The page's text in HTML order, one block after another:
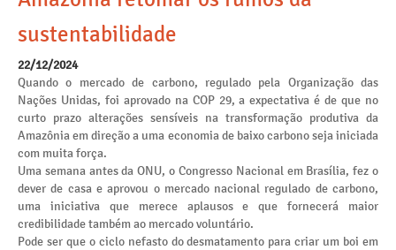
sustentabilidade
22/12/2024
Quando o mercado de carbono, regulado pela Organização das
Nações Unidas, foi aprovado na COP 29, a expectativa é de que no
curto prazo alterações sensíveis na transformação produtiva da
Amazônia em direção a uma economia de baixo carbono seja iniciada
com muita força.
Uma semana antes da ONU, o Congresso Nacional em Brasília, fez o
dever de casa e aprovou o mercado nacional regulado de carbono,
uma iniciativa que merece aplausos e que fornecerá maior
credibilidade também ao mercado voluntário.
Pode ser que o ciclo nefasto do desmatamento para criar um boi em